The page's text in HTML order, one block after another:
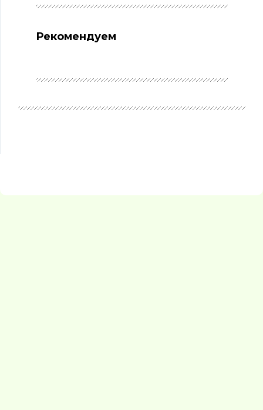
Рекомендуем